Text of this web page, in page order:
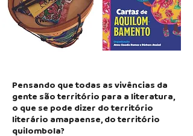
Pensando que todas as vivências da
gente são território para a literatura,
o que se pode dizer do território
literário amapaense, do território
quilombola?